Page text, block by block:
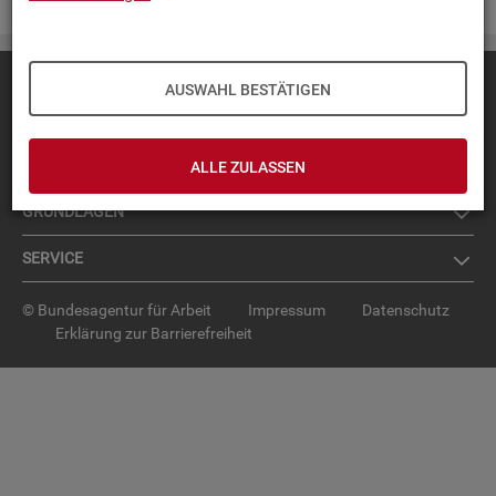
AUSWAHL BESTÄTIGEN
ALLE ZULASSEN
TOP-PRO­DUK­TE
IN­TER­AK­TI­VE STA­TIS­TI­KEN
GRUND­LA­GEN
SER­VICE
© Bundesagentur für Arbeit Impressum
Datenschutz
Erklärung zur Barrierefreiheit